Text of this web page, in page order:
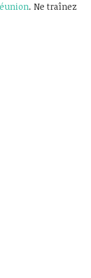
. Ne traînez